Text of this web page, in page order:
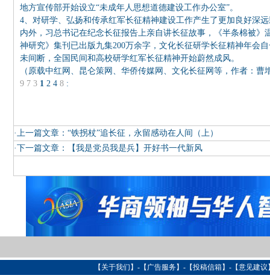
地方宣传部开始设立“未成年人思想道德建设工作办公室”。
4、对研学、弘扬和传承红军长征精神建设工作产生了更加良好深
内外，习总书记在纪念长征报告上亲自讲长征故事，《半条棉被
神研究》集刊已出版九集200万余字，文化长征研学长征精神年会
未间断，全国民间和高校研学红军长征精神开始蔚然成风。
（原载中红网、昆仑策网、华侨传媒网、文化长征网等，作者：曹
9 7 3 1 2 4 8 :
·上一篇文章： “铁拐杖”追长征，永留感动在人间（上）
·下一篇文章：
【我是党员我是兵】开好书一代新风
【 关于我们 】-【 广告服务】-【投稿信箱】-【意见建